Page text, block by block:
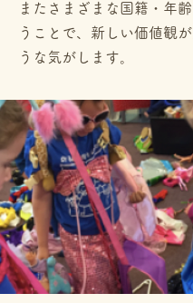
またさまざまな国籍・年
うことで、新しい価値観
うな気がします。